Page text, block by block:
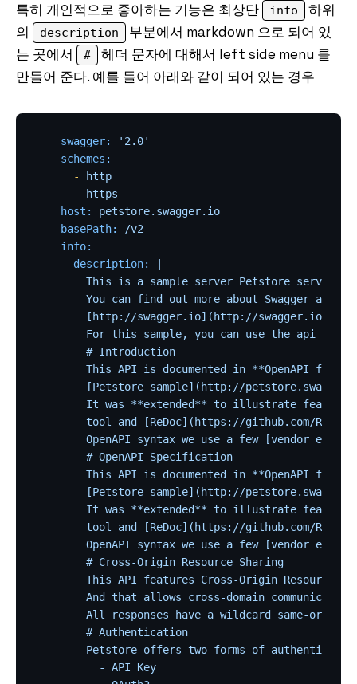
특히 개인적으로 좋아하는 기능은 최상단 info
하위
의
description
부분에서 markdown 으로 되어 있
는 곳에서
#
헤더 문자에 대해서 left side menu 를
만들어 준다. 예를 들어 아래와 같이 되어 있는 경우
swagger:
'2.0'
schemes:
-
http
-
https
host:
petstore.swagger.io
basePath:
/v2
info:
description:
        This is a sample server Petstore server.
        You can find out more about Swagger at
[http://swagger.io](http://swagger.io) or
For this sample, you can use the api key
        # Introduction
This API is documented in **OpenAPI
[Petstore sample](http://
It was **extended** to illustrate
tool and [ReDoc](https://github.com/
OpenAPI syntax we use a few [vendor
        # OpenAPI Specification
This API is documented in **OpenAPI
[Petstore sample](http://
It was **extended** to illustrate
tool and [ReDoc](https://github.com/
OpenAPI syntax we use a few [vendor
        # Cross-Origin Resource Sharing
This API features Cross-Origin Resource
And that allows cross-domain
All responses have a wildcard same-origin
        # Authentication
Petstore offers two forms of
          - API Key